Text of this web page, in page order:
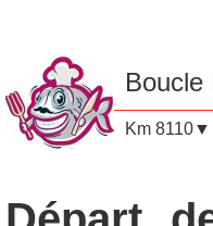
Boucle
Km